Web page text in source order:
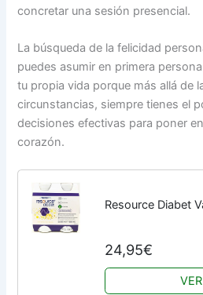
concretar una sesión presencial.
La búsqueda de la felicidad
puedes asumir en primera
tu propia vida porque más allá de
circunstancias, siempre tienes el
decisiones efectivas para poner
corazón.
Resource Diabet
24,95€